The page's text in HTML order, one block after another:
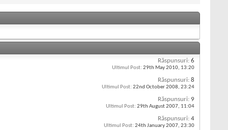
Răspunsuri: 6
Ultimul Post: 29th May 2010, 13:20
Răspunsuri: 8
Ultimul Post: 22nd October 2008, 23:24
Răspunsuri: 9
Ultimul Post: 29th August 2007, 11:04
Răspunsuri: 4
Ultimul Post: 24th January 2007, 23:30